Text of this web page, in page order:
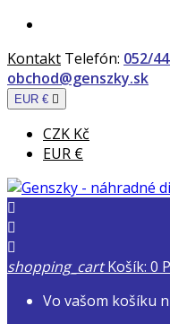
Kontakt Telefón: 052/
obchod@genszky.sk
EUR € 
CZK Kč
EUR €



shopping_cart Košík: 0
Vo vašom košíku